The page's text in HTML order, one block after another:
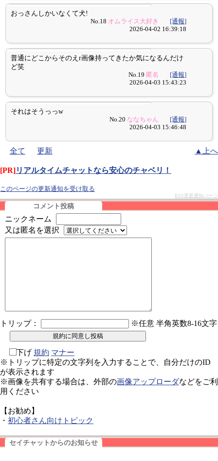
おっさんしかいなくて犬!
No.18 オムライス大好き
[通報]
2026-04-02 16:39:18
普通にどこからそのえr画像持ってきたか気になるんだけ
ど笑
No.19 匿名
[通報]
2026-04-03 15:43:23
それはそうっっw
No.20 ななちゃん
[通報]
2026-04-03 15:46:48
全て 更新 ▲上へ
[PR]リアルタイムチャットなら安心のチャベリ！
このページの更新通知を受け取る
RSS更新通知パーツ
コメント投稿
ニックネーム
又は匿名を選択
トリップ： ※任意 半角英数8-16文字
下げ 規約 マナー
※トリップに特定の文字列を入力することで、自分だけのID
が表示されます
※画像を共有する場合は、外部の画像アップローダなどをご利
用ください
【お勧め】
・ 初心者さん向けトピック
セイチャットからのお知らせ